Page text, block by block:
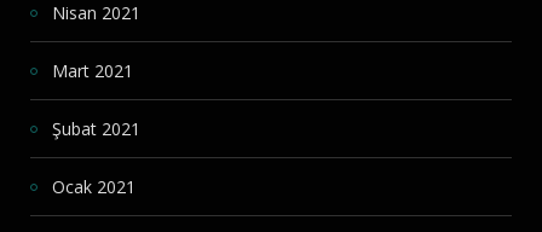
Nisan 2021
Mart 2021
Şubat 2021
Ocak 2021